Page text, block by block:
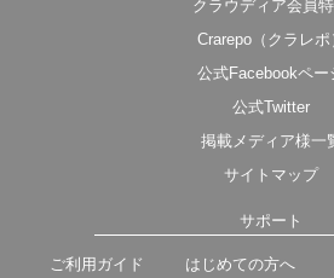
クラウディア会員
Crarepo（クラレポ
公式Facebookペー
公式Twitter
掲載メディア様一
サイトマップ
サポート
ご利用ガイド はじめての方へ